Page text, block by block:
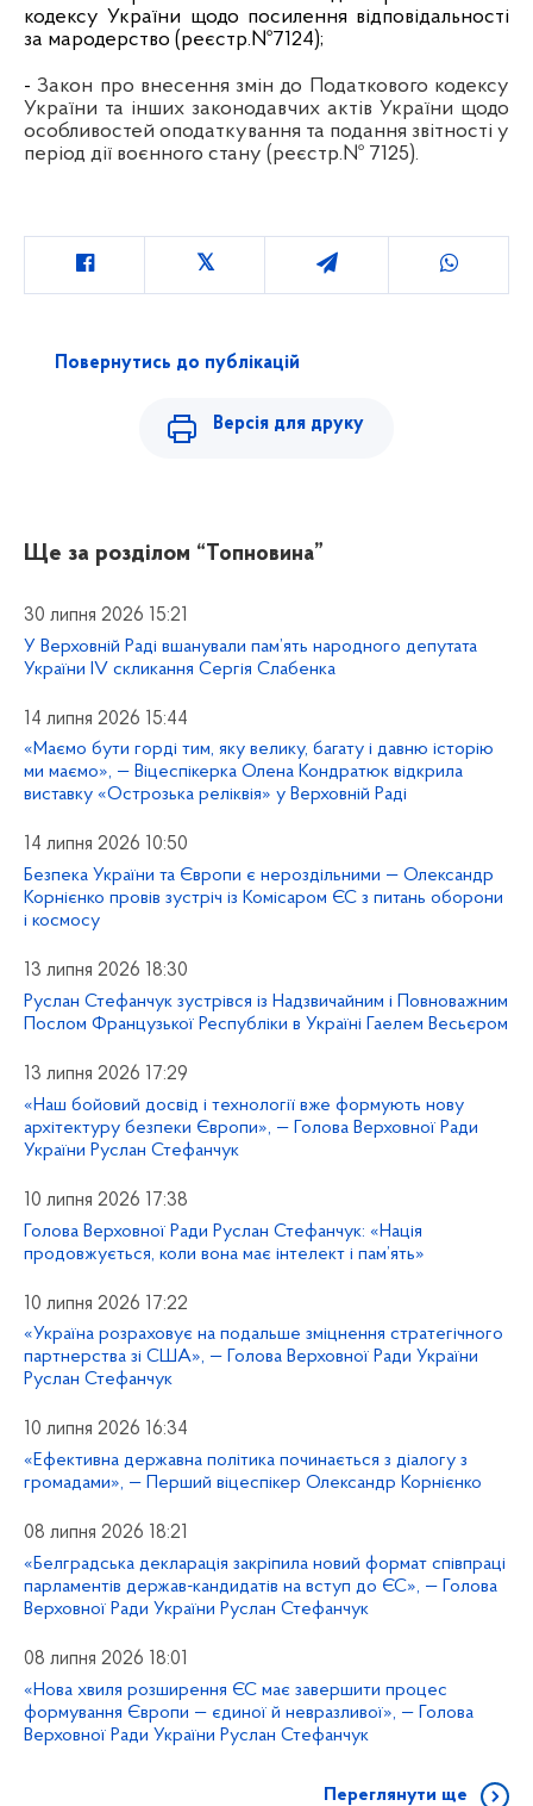
кодексу України щодо посилення відповідальності
за мародерство (реєстр.№7124);
-Закон про внесення змін до Податкового кодексу
України та інших законодавчих актів України щодо
особливостей оподаткування та подання звітності у
період дії воєнного стану (реєстр.№ 7125).
Повернутись до публікацій
Версія для друку
Ще за розділом “Топновина”
30 липня 2026 15:21
У Верховній Раді вшанували пам’ять народного депутата
України IV скликання Сергія Слабенка
14 липня 2026 15:44
«Маємо бути горді тим, яку велику, багату і давню історію
ми маємо», — Віцеспікерка Олена Кондратюк відкрила
виставку «Острозька реліквія» у Верховній Раді
14 липня 2026 10:50
Безпека України та Європи є нероздільними — Олександр
Корнієнко провів зустріч із Комісаром ЄС з питань оборони
і космосу
13 липня 2026 18:30
Руслан Стефанчук зустрівся із Надзвичайним і Повноважним
Послом Французької Республіки в Україні Гаелем Весьєром
13 липня 2026 17:29
«Наш бойовий досвід і технології вже формують нову
архітектуру безпеки Європи», — Голова Верховної Ради
України Руслан Стефанчук
10 липня 2026 17:38
Голова Верховної Ради Руслан Стефанчук: «Нація
продовжується, коли вона має інтелект і пам’ять»
10 липня 2026 17:22
«Україна розраховує на подальше зміцнення стратегічного
партнерства зі США», — Голова Верховної Ради України
Руслан Стефанчук
10 липня 2026 16:34
«Ефективна державна політика починається з діалогу з
громадами», — Перший віцеспікер Олександр Корнієнко
08 липня 2026 18:21
«Белградська декларація закріпила новий формат співпраці
парламентів держав-кандидатів на вступ до ЄС», — Голова
Верховної Ради України Руслан Стефанчук
08 липня 2026 18:01
«Нова хвиля розширення ЄС має завершити процес
формування Європи — єдиної й невразливої», — Голова
Верховної Ради України Руслан Стефанчук
Переглянути ще